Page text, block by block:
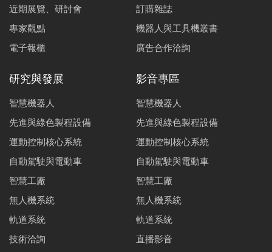
近期展覽、研討會
專家觀點
電子報櫃
訂購雜誌
機器人與工具機叢書
廣告合作洽詢
研究與發展
智慧機器人
先進與綠色製程設備
運動控制核心系統
自動駕駛與電動車
智慧工廠
無人機系統
軌道系統
技術洽詢
影音專區
智慧機器人
先進與綠色製程設備
運動控制核心系統
自動駕駛與電動車
智慧工廠
無人機系統
軌道系統
直播影音